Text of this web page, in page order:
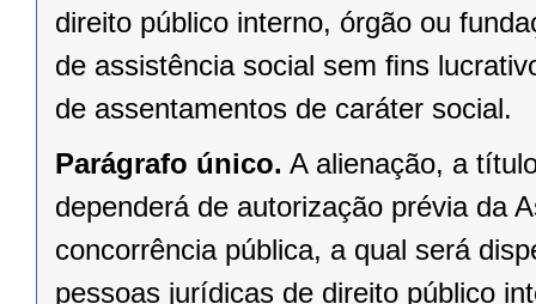
direito público interno, órgão ou
de assistência social sem ﬁns
de assentamentos de caráter social.
Parágrafo único. A alienação, a
dependerá de autorização prévia da
concorrência pública, a qual será
pessoas jurídicas de direito público